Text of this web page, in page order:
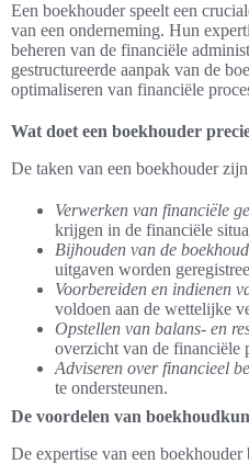
Een boekhouder speelt een
van een onderneming. Hun
beheren van de financiële
gestructureerde aanpak van de
optimaliseren van financiële
Wat doet een boekhouder
De taken van een boekhouder
Verwerken van financiële
krijgen in de financiële
Bijhouden van de
uitgaven worden
Voorbereiden en indienen
voldoen aan de wettelijke
Opstellen van balans- en
overzicht van de financiële
Adviseren over financieel
te ondersteunen.
De voordelen van
De expertise van een